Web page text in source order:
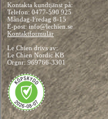
Kontakta kundtjänst på:
Telefon:0477-590 925
Måndag-Fredag 8-15
E-post: info@lechien.se
Kontaktformulär
Le Chien drivs av:
Le Chien Nordic KB
Orgnr: 969766-3301